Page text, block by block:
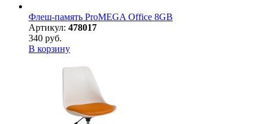
Флеш-память ProMEGA Office 8GB
Артикул: 478017
340 руб.
В корзину